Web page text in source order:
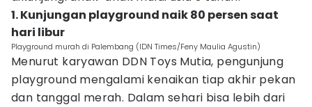
1. Kunjungan playground naik 80 persen saat
hari libur
Playground murah di Palembang (IDN Times/Feny Maulia Agustin)
Menurut karyawan DDN Toys Mutia, pengunjung
playground mengalami kenaikan tiap akhir pekan
dan tanggal merah. Dalam sehari bisa lebih dari